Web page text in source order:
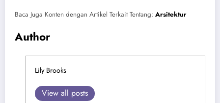
Baca Juga Konten dengan Artikel Terkait Tentang: Arsitektur
Author
Lily Brooks
View all posts